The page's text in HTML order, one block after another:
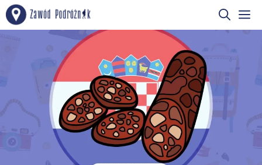
Przejdź
do